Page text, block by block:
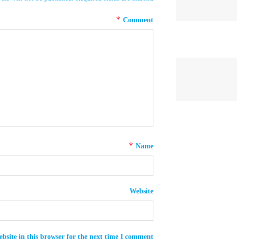
Comment
*
Name
*
Website
in this browser for the next time I comment.